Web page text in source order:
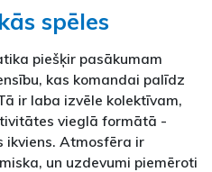
spēles
piešķir pasākumam
kas komandai palīdz
ir laba izvēle kolektīvam,
vieglā formātā -
ikviens. Atmosfēra ir
un uzdevumi piemēroti